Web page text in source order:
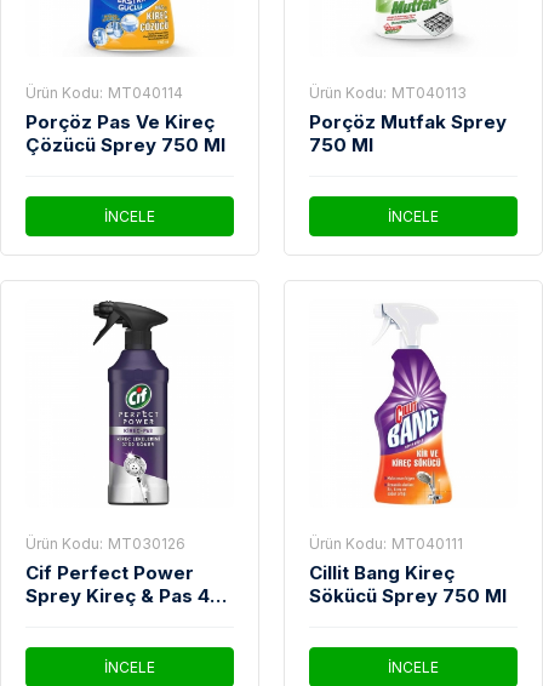
Ürün Kodu: MT040114
Porçöz Pas Ve Kireç
Çözücü Sprey 750 Ml
İNCELE
Ürün Kodu: MT040113
Porçöz Mutfak Sprey
750 Ml
İNCELE
Ürün Kodu: MT030126
Cif Perfect Power
Sprey Kireç & Pas 435
İNCELE
Ürün Kodu: MT040111
Cillit Bang Kireç
Sökücü Sprey 750 Ml
İNCELE